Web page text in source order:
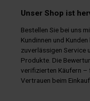
Unser Shop ist
Bestellen Sie bei uns
Kundinnen und
zuverlässigen Service
Produkte. Die
verifizierten Käufern –
Vertrauen beim Einkauf.